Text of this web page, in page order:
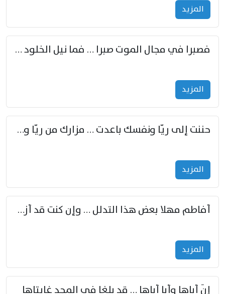
المزید
فصبرا في مجال الموت صبرا … فما نيل الخلود بمستطاع
المزید
حننت إلى ريّا ونفسك باعدت … مزارك من ريّا وشعباكما معا
المزید
أفاطم مهلا بعض هذا التدلل … وإن كنت قد أزمعت صرمي فأجملي
المزید
إنّ أباها وأبا أباها … قد بلغا في المجد غايتاها